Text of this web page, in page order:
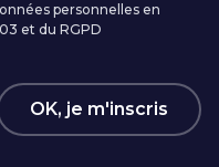
personnelles en
et du RGPD
OK, je m'inscris